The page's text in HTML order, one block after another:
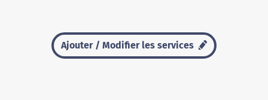
Ajouter / Modifier les services